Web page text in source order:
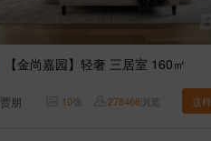
【金尚嘉园】轻奢 三居室 160㎡
贾朋 10张 278466浏览 这